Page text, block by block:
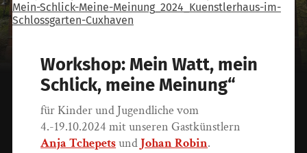
Workshop: Mein Watt, mein
Schlick, meine Meinung“
für Kinder und Jugendliche vom
4.-19.10.2024 mit unseren Gastkünstlern
Anja Tchepetsund Johan Robin.